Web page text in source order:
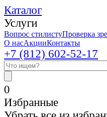
Каталог
Услуги
Вопрос стилистуПроверка
О насАкцииКонтакты
+7 (812) 602-52-17
0
Избранные